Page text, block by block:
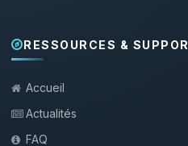
RESSOURCES &
Accueil
Actualités
FAQ